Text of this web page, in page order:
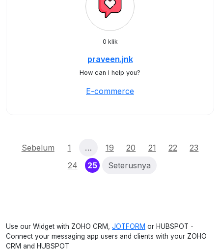
0 klik
praveen.jnk
How can I help you?
E-commerce
Sebelum 1 … 19 20 21 22
23
24
25(current)
Seterusnya
Use our Widget with ZOHO CRM, JOTFORM or HUBSPOT -
Connect your messaging app users and clients with your ZOHO
CRM and HUBSPOT